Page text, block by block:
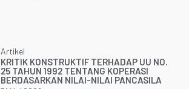
Artikel
KRITIK KONSTRUKTIF TERHADAP UU NO.
25 TAHUN 1992 TENTANG KOPERASI
BERDASARKAN NILAI-NILAI PANCASILA